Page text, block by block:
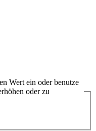
Wert ein oder benutze
oder zu